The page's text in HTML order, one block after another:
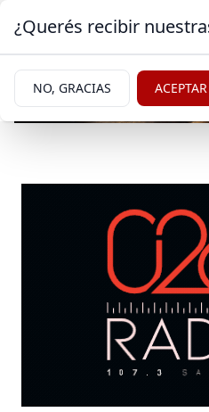
¿Querés recibir
NO, GRACIAS ACEPTAR